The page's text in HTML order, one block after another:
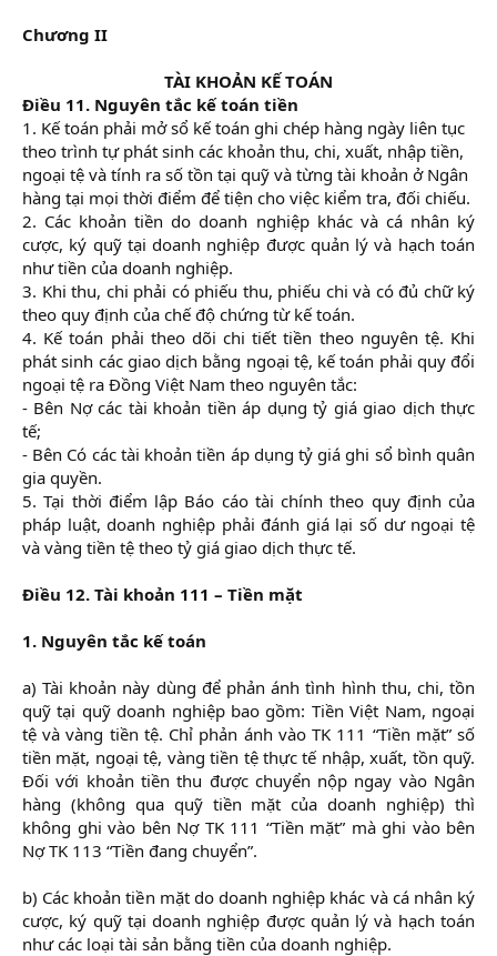
Chương II
TÀI KHOẢN KẾ TOÁN
Điều 11. Nguyên tắc kế toán tiền
1. Kế toán phải mở sổ kế toán ghi chép hàng ngày liên tục
theo trình tự phát sinh các khoản thu, chi, xuất, nhập tiền,
ngoại tệ và tính ra số tồn tại quỹ và từng tài khoản ở Ngân
hàng tại mọi thời điểm để tiện cho việc kiểm tra, đối chiếu.
2. Các khoản tiền do doanh nghiệp khác và cá nhân ký
cược, ký quỹ tại doanh nghiệp được quản lý và hạch toán
như tiền của doanh nghiệp.
3. Khi thu, chi phải có phiếu thu, phiếu chi và có đủ chữ ký
theo quy định của chế độ chứng từ kế toán.
4. Kế toán phải theo dõi chi tiết tiền theo nguyên tệ. Khi
phát sinh các giao dịch bằng ngoại tệ, kế toán phải quy đổi
ngoại tệ ra Đồng Việt Nam theo nguyên tắc:
- Bên Nợ các tài khoản tiền áp dụng tỷ giá giao dịch thực
tế;
- Bên Có các tài khoản tiền áp dụng tỷ giá ghi sổ bình quân
gia quyền.
5. Tại thời điểm lập Báo cáo tài chính theo quy định của
pháp luật, doanh nghiệp phải đánh giá lại số dư ngoại tệ
và vàng tiền tệ theo tỷ giá giao dịch thực tế.​
Điều 12. Tài khoản 111 – Tiền mặt
1. Nguyên tắc kế toán
a) Tài khoản này dùng để phản ánh tình hình thu, chi, tồn
quỹ tại quỹ doanh nghiệp bao gồm: Tiền Việt Nam, ngoại
tệ và vàng tiền tệ. Chỉ phản ánh vào TK 111 “Tiền mặt” số
tiền mặt, ngoại tệ, vàng tiền tệ thực tế nhập, xuất, tồn quỹ.
Đối với khoản tiền thu được chuyển nộp ngay vào Ngân
hàng (không qua quỹ tiền mặt của doanh nghiệp) thì
không ghi vào bên Nợ TK 111 “Tiền mặt” mà ghi vào bên
Nợ TK 113 “Tiền đang chuyển”.
b) Các khoản tiền mặt do doanh nghiệp khác và cá nhân ký
cược, ký quỹ tại doanh nghiệp được quản lý và hạch toán
như các loại tài sản bằng tiền của doanh nghiệp.